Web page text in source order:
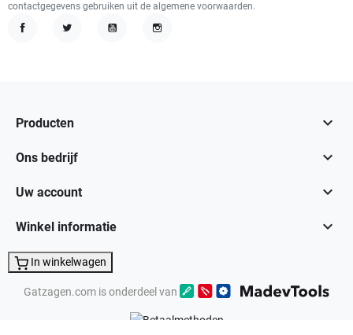
contactgegevens gebruiken uit de algemene voorwaarden.
Producten 
Ons bedrijf 
Uw account 
Winkel informatie 
In winkelwagen
Gatzagen.com is onderdeel van